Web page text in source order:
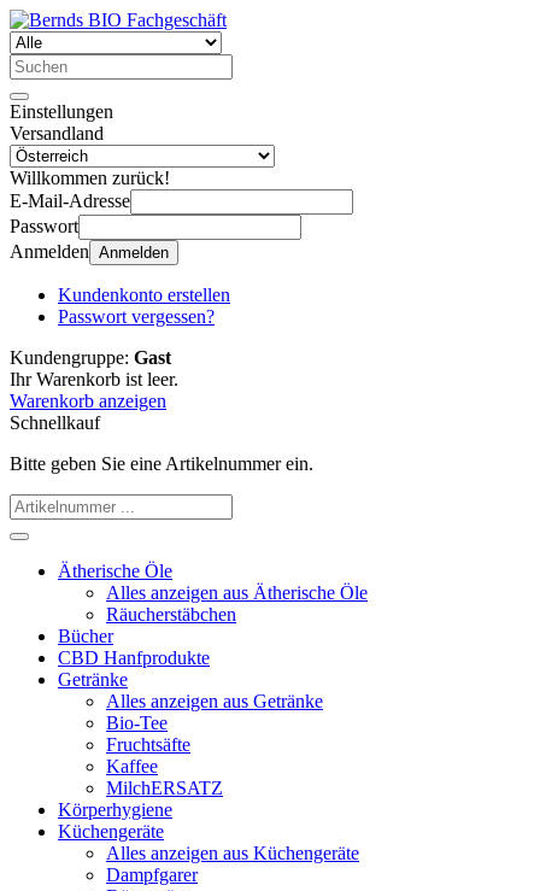
Einstellungen
Versandland
Willkommen zurück!
E-Mail-Adresse
Passwort
Anmelden Anmelden
Kundenkonto erstellen
Passwort vergessen?
Kundengruppe: Gast
Ihr Warenkorb ist leer.
Warenkorb anzeigen
Schnellkauf
Bitte geben Sie eine Artikelnummer ein.
Ätherische Öle
Alles anzeigen aus Ätherische Öle
Räucherstäbchen
Bücher
CBD Hanfprodukte
Getränke
Alles anzeigen aus Getränke
Bio-Tee
Fruchtsäfte
Kaffee
MilchERSATZ
Körperhygiene
Küchengeräte
Alles anzeigen aus Küchengeräte
Dampfgarer